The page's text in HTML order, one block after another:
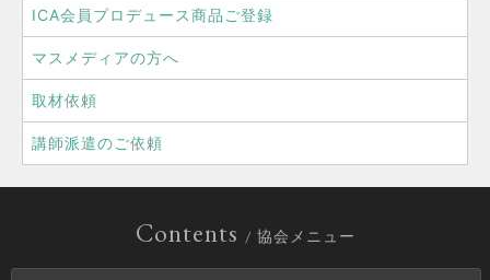
ICA会員プロデュース商品ご登録
マスメディアの方へ
取材依頼
講師派遣のご依頼
Contents / 協会メニュー